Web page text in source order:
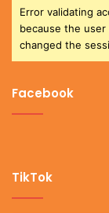
Error validating
because the
changed the
Facebook
TikTok